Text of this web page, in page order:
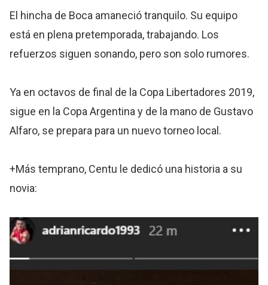
El hincha de Boca amaneció tranquilo. Su equipo
está en plena pretemporada, trabajando. Los
refuerzos siguen sonando, pero son solo rumores.
Ya en octavos de final de la Copa Libertadores 2019,
sigue en la Copa Argentina y de la mano de Gustavo
Alfaro, se prepara para un nuevo torneo local.
+Más temprano, Centu le dedicó una historia a su
novia: